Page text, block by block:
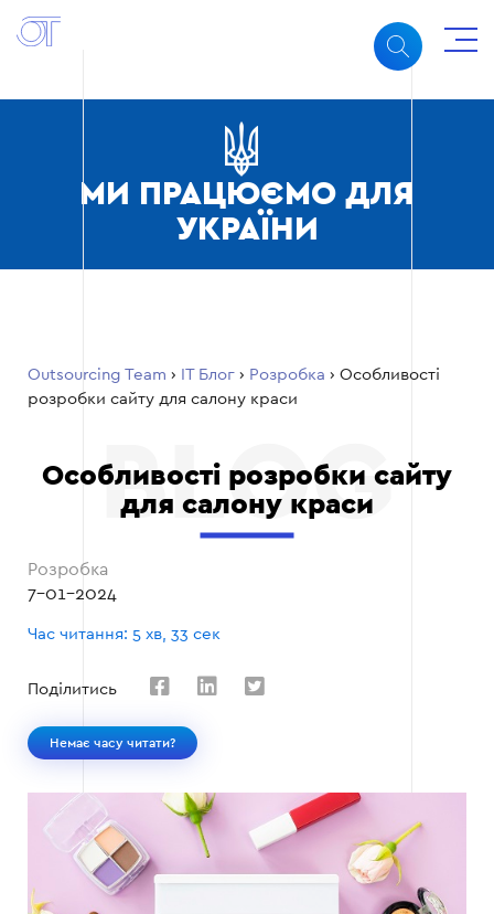
МИ ПРАЦЮЄМО ДЛЯ
УКРАЇНИ
Outsourcing Team › ІТ Блог › Розробка › Особливості
розробки сайту для салону краси
Особливості розробки сайту
для салону краси
Розробка
7-01-2024
Час читання: 5 хв, 33 сек
Поділитись
Немає часу читати?